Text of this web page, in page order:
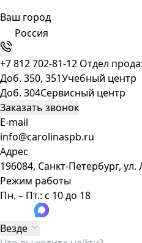
Ваш город
Россия
+7 812 702-81-12 Отдел
Доб. 350, 351Учебный центр
Доб. 304Сервисный центр
Заказать звонок
E-mail
info@carolinaspb.ru
Адрес
196084, Санкт-Петербург,
Режим работы
Пн. – Пт.: с 10 до 18
Везде